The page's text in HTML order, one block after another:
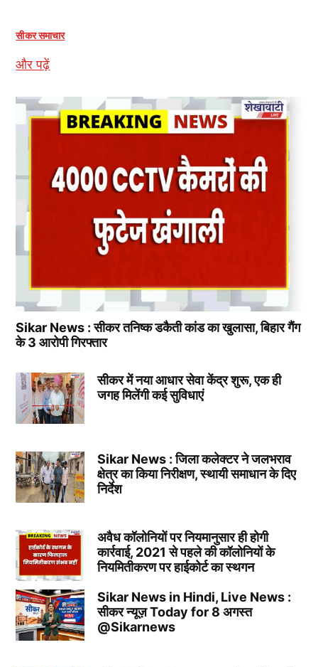
सीकर समाचार
और पढ़ें
Sikar News : सीकर तनिष्क डकैती कांड का खुलासा, बिहार गैंग
के 3 आरोपी गिरफ्तार
सीकर में नया आधार सेवा केंद्र शुरू, एक ही
जगह मिलेंगी कई सुविधाएं
Sikar News : जिला कलेक्टर ने जलभराव
क्षेत्र का किया निरीक्षण, स्थायी समाधान के दिए
निर्देश
अवैध कॉलोनियों पर नियमानुसार ही होगी
कार्रवाई, 2021 से पहले की कॉलोनियों के
नियमितीकरण पर हाईकोर्ट का स्थगन
Sikar News in Hindi, Live News :
सीकर न्यूज़ Today for 8 अगस्त
@Sikarnews